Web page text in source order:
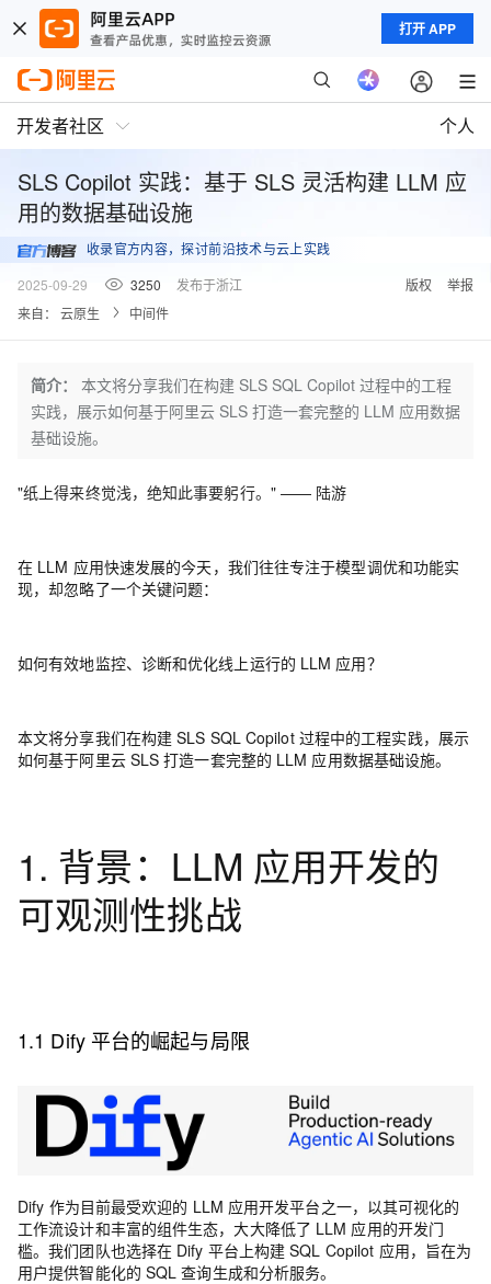
打开 APP
开发者社区 个人
SLS Copilot 实践：基于 SLS 灵活构建 LLM 应
用的数据基础设施
收录官方内容，探讨前沿技术与云上实践
2025-09-29 3250 发布于浙江 版权
举报
来自： 云原生 中间件
简介：
本文将分享我们在构建 SLS SQL Copilot 过程中的工程
实践，展示如何基于阿里云 SLS 打造一套完整的 LLM 应用数据
基础设施。
"纸上得来终觉浅，绝知此事要躬行。" —— 陆游
在 LLM 应用快速发展的今天，我们往往专注于模型调优和功能实
现，却忽略了一个关键问题：
如何有效地监控、诊断和优化线上运行的 LLM 应用？
本文将分享我们在构建 SLS SQL Copilot 过程中的工程实践，展示
如何基于阿里云 SLS 打造一套完整的 LLM 应用数据基础设施。
1. 背景：LLM 应用开发的
可观测性挑战
1.1 Dify 平台的崛起与局限
Dify 作为目前最受欢迎的 LLM 应用开发平台之一，以其可视化的
工作流设计和丰富的组件生态，大大降低了 LLM 应用的开发门
槛。我们团队也选择在 Dify 平台上构建 SQL Copilot 应用，旨在为
用户提供智能化的 SQL 查询生成和分析服务。